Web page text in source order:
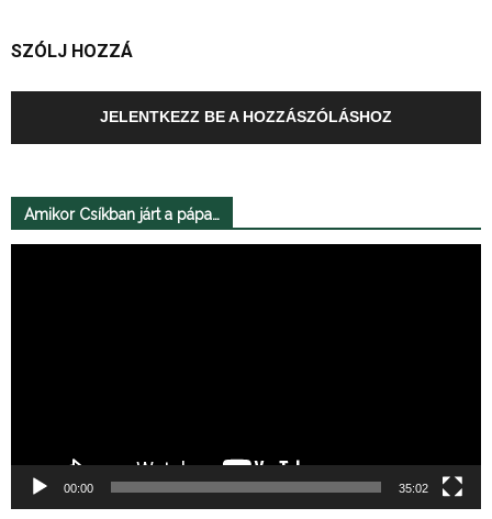
SZÓLJ HOZZÁ
JELENTKEZZ BE A HOZZÁSZÓLÁSHOZ
Amikor Csíkban járt a pápa…
00:00 35:02